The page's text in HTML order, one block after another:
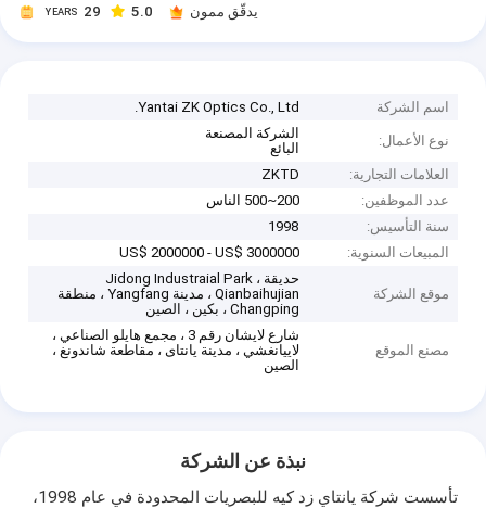
29
YEARS 5.0 يدقّق ممون
اسم الشركة Yantai ZK Optics Co., Ltd.
نوع الأعمال:
الشركة المصنعة
البائع
العلامات التجارية:
ZKTD
عدد الموظفين:
200~500 الناس
سنة التأسيس:
1998
المبيعات السنوية:
US$ 2000000 - US$ 3000000
موقع الشركة
حديقة Jidong Industraial Park ،
Qianbaihujian ، مدينة Yangfang ، منطقة
Changping ، بكين ، الصين
مصنع الموقع
شارع لايشان رقم 3 ، مجمع هايلو الصناعي ،
لاييانغشي ، مدينة يانتاى ، مقاطعة شاندونغ ،
الصين
نبذة عن الشركة
تأسست شركة يانتاي زد كيه للبصريات المحدودة في عام 1998،